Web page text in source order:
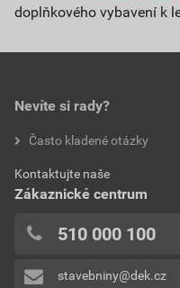
doplňkového vybavení k
Nevíte si rady?
Často kladené otázky
Kontaktujte naše
Zákaznické centrum
510 000 100
stavebniny@dek.cz